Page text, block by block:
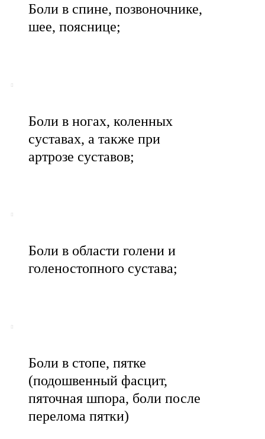
Боли в спине, позвоночнике,
шее, пояснице;
Боли в ногах, коленных
суставах, а также при
артрозе суставов;
Боли в области голени и
голеностопного сустава;
Боли в стопе, пятке
(подошвенный фасцит,
пяточная шпора, боли после
перелома пятки)